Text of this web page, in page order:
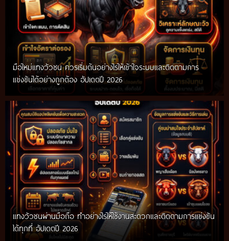
มือใหม่แทงวัวชน ควรเริ่มต้นอย่างไรให้เข้าใจระบบและติดตามการ
แข่งขันได้อย่างถูกต้อง อัปเดตปี 2026
แทงวัวชนผ่านมือถือ ทำอย่างไรให้ใช้งานสะดวกและติดตามการแข่งขัน
ได้ทุกที่ อัปเดตปี 2026